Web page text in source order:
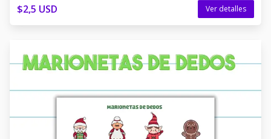
$2,5 USD Ver detalles